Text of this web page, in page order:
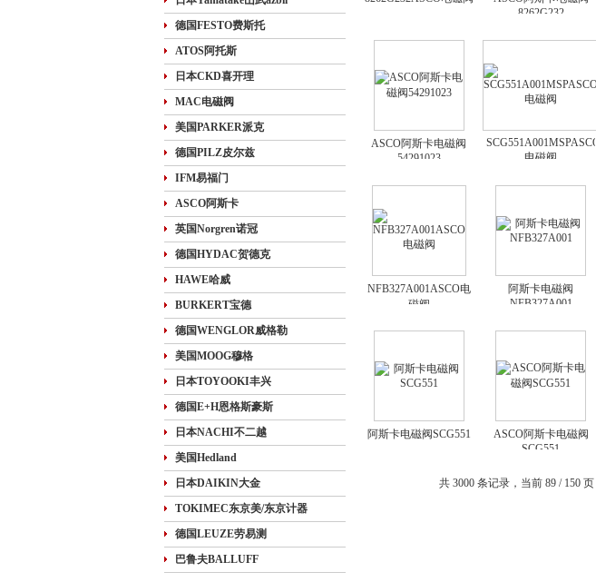
月1日0时-10月8日24时，共8天
德国FESTO费斯托
ATOS阿托斯
日本CKD喜开理
MAC电磁阀
美国PARKER派克
德国PILZ皮尔兹
IFM易福门
ASCO阿斯卡
英国Norgren诺冠
德国HYDAC贺德克
HAWE哈威
BURKERT宝德
德国WENGLOR威格勒
美国MOOG穆格
日本TOYOOKI丰兴
德国E+H恩格斯豪斯
日本NACHI不二越
美国Hedland
日本DAIKIN大金
TOKIMEC东京美/东京计器
德国LEUZE劳易测
巴鲁夫BALLUFF
8262G232
ASCO阿斯卡电磁阀
54291023
SCG551A001MSPASCO
电磁阀
NFB327A001ASCO电
磁阀
阿斯卡电磁阀
NFB327A001
阿斯卡电磁阀SCG551
ASCO阿斯卡电磁阀
SCG551
共 3000 条记录，当前 89 / 150 页